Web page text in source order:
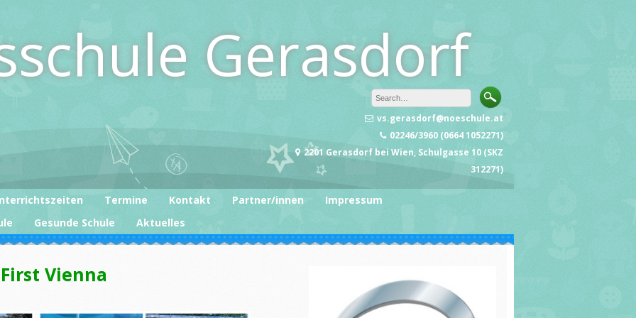
Gerasdorf
vs.gerasdorf@noeschule.at
02246/3960 (0664 1052271)
2201 Gerasdorf bei Wien, Schulgasse 10 (SKZ
312271)
Termine Kontakt Partner/innen
Impressum
Gesunde Schule Aktuelles
Vienna